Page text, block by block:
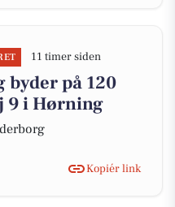
11 timer siden
byder på 120
9 i Hørning
Kopiér link